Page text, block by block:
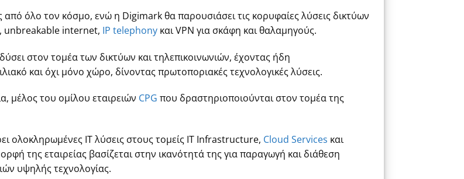
όλο τον κόσμο, ενώ η Digimark θα παρουσιάσει τις κορυφαίες λύσεις δικτύων
unbreakable internet, IP telephony και VPN για σκάφη και θαλαμηγούς.
στον τομέα των δικτύων και τηλεπικοινωνιών, έχοντας ήδη
και όχι μόνο χώρο, δίνοντας πρωτοποριακές τεχνολογικές λύσεις.
μέλος του ομίλου εταιρειών CPG που δραστηριοποιούνται στον τομέα της
ολοκληρωμένες IT λύσεις στους τομείς ΙΤ Infrastructure, Cloud Services και
της εταιρείας βασίζεται στην ικανότητά της για παραγωγή και διάθεση
υψηλής τεχνολογίας.